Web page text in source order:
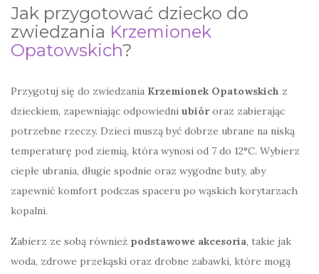
Jak przygotować dziecko do
zwiedzania Krzemionek
Opatowskich?
Przygotuj się do zwiedzania Krzemionek Opatowskich z
dzieckiem, zapewniając odpowiedni ubióroraz zabierając
potrzebne rzeczy. Dzieci muszą być dobrze ubrane na niską
temperaturę pod ziemią, która wynosi od 7 do 12°C. Wybierz
ciepłe ubrania, długie spodnie oraz wygodne buty, aby
zapewnić komfort podczas spaceru po wąskich korytarzach
kopalni.
Zabierz ze sobą również podstawowe akcesoria, takie jak
woda, zdrowe przekąski oraz drobne zabawki, które mogą